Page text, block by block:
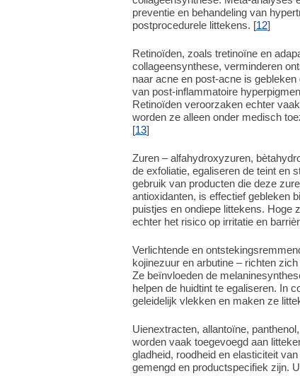
preventie en behandeling van
postprocedurele littekens. [12]
Retinoïden, zoals tretinoïne en
collageensynthese, verminderen
naar acne en post-acne is
van post-inflammatoire
Retinoïden veroorzaken echter
worden ze alleen onder medisch
[13]
Zuren – alfahydroxyzuren,
de exfoliatie, egaliseren de teint en
gebruik van producten die deze
antioxidanten, is effectief gebleken
puistjes en ondiepe littekens. Hoge
echter het risico op irritatie en
Verlichtende en
kojinezuur en arbutine – richten
Ze beïnvloeden de
helpen de huidtint te egaliseren. In
geleidelijk vlekken en maken ze
Uienextracten, allantoïne,
worden vaak toegevoegd aan
gladheid, roodheid en elasticiteit
gemengd en productspecifiek zijn.